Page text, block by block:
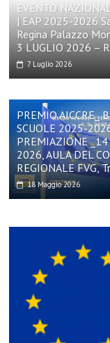
EVENTO
| EAP 2025-2026
Regina Palazzo
3 LUGLIO 2026 –
7 Luglio 2026
PREMIO AICCRE_
SCUOLE 2025-
PREMIAZIONE
2026, AULA DEL
REGIONALE FVG,
18 Maggio 2026